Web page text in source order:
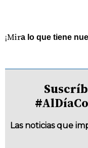
¡Mira lo que tiene
Las noticias que